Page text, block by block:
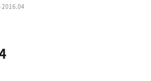
2016.04